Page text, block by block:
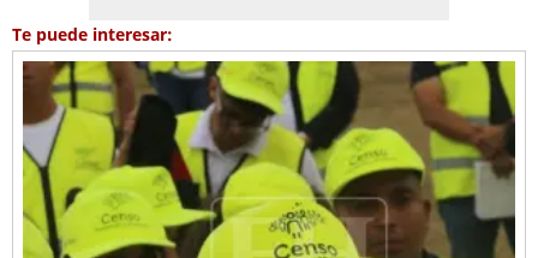
Te puede interesar: